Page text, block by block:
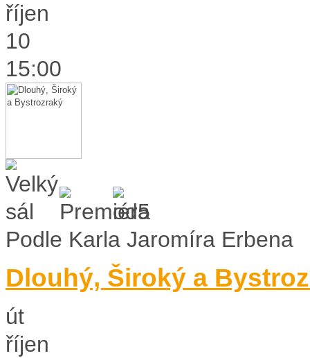
říjen
10
15:00
Podle Karla Jaromíra Erbena
Dlouhý, Široký a
út
říjen